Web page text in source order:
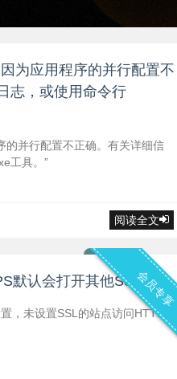
为应用程序的并行配置不
志，或使用命令行
的并行配置不正确。有关详细信
工具。”
阅读全文
会员专享
默认会打开其他SSL站点
，未设置SSL的站点访问HTTPS